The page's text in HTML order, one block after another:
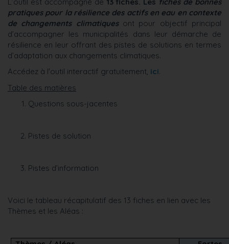
pratiques pour la résilience des actifs en eau en contexte
de changements climatiques ont pour objectif principal
d’accompagner les municipalités dans leur démarche de
résilience en leur offrant des pistes de solutions en termes
d’adaptation aux changements climatiques.
Accédez à l'outil interactif gratuitement, ici.
Table des matières
Questions sous-jacentes
Pistes de solution
Pistes d’information
Voici le tableau récapitulatif des 13 fiches en lien avec les
Thèmes et les Aléas :